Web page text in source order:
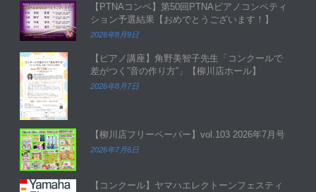
【PTNAコンペ】第50回PTNAピアノコンペティ
ション予選結果【おめでとうございます！】
2026年8月9日
【ピアノ講座】角野美智子先生「コンクールで
差がつく”音の作り方”」【柳川店ホール】
2026年8月7日
【柳川店フリーペーパー】vol.103 2026年7月号
2026年7月6日
【コンクール】ヤマハエレクトーンフェスティ